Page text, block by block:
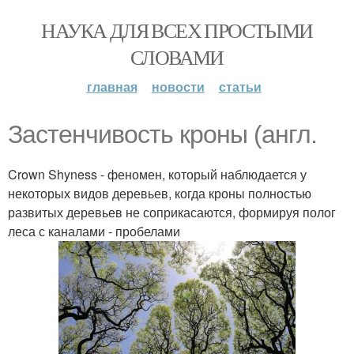
НАУКА ДЛЯ ВСЕХ ПРОСТЫМИ
СЛОВАМИ
главная новости статьи
Застенчивость кроны (англ.
Crown Shyness - феномен, который наблюдается у
некоторых видов деревьев, когда кроны полностью
развитых деревьев не соприкасаются, формируя полог
леса с каналами - пробелами